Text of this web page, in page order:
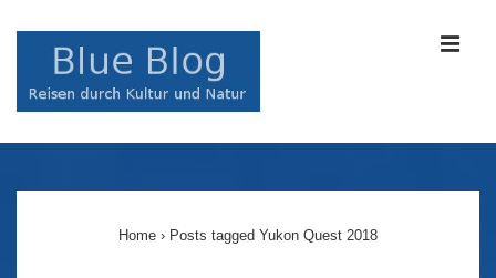
Navigation
Home › Posts tagged Yukon Quest 2018